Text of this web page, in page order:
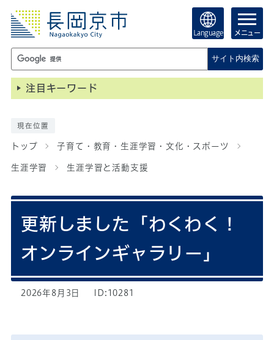
Language メニュー
サイト内検索
注目キーワード
現在位置
トップ 子育て・教育・生涯学習・文化・スポーツ
生涯学習 生涯学習と活動支援
更新しました「わくわく！
オンラインギャラリー」
2026年8月3日 ID:10281